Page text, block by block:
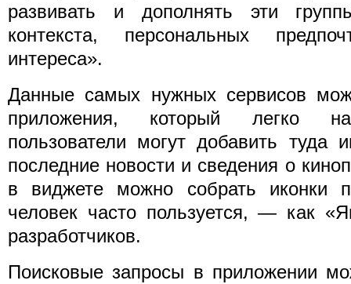
развивать и дополнять эти
контекста, персональных
интереса».
Данные самых нужных сервисов
приложения, который легко
пользователи могут добавить туда
последние новости и сведения о
в виджете можно собрать иконки
человек часто пользуется, — как
разработчиков.
Поисковые запросы в приложении